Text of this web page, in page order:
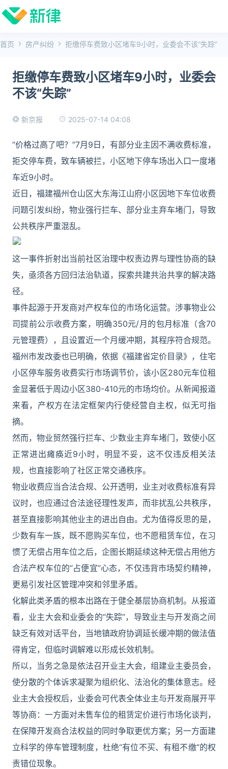
首页 房产纠纷 拒缴停车费致小区堵车9小时，业委会不该“失踪”
拒缴停车费致小区堵车9小时，业委会
不该“失踪”
新京报 2025-07-14 04:08
“价格过高了吧？”7月9日，有部分业主因不满收费标准，
拒交停车费，致车辆被拦，小区地下停车场出入口一度堵
车近9小时。
近日，福建福州仓山区大东海江山府小区因地下车位收费
问题引发纠纷，物业强行拦车、部分业主弃车堵门，导致
公共秩序严重混乱。
这一事件折射出当前社区治理中权责边界与理性协商的缺
失，亟须各方回归法治轨道，探索共建共治共享的解决路
径。
事件起源于开发商对产权车位的市场化运营。涉事物业公
司提前公示收费方案，明确350元/月的包月标准（含70
元管理费），且设置近一个月缓冲期，其程序符合规范。
福州市发改委也已明确，依据《福建省定价目录》，住宅
小区停车服务收费实行市场调节价，该小区280元车位租
金显著低于周边小区380-410元的市场均价。从新闻报道
来看，产权方在法定框架内行使经营自主权，似无可指
摘。
然而，物业贸然强行拦车、少数业主弃车堵门，致使小区
正常进出瘫痪近9小时，明显不妥，这不仅违反相关法
规，也直接影响了社区正常交通秩序。
物业收费应当合法合规、公开透明，业主对收费标准有异
议时，也应通过合法途径理性发声，而非扰乱公共秩序，
甚至直接影响其他业主的进出自由。尤为值得反思的是，
少数有车一族，既不愿购买车位，也不愿租赁车位，在习
惯了无偿占用车位之后，企图长期延续这种无偿占用他方
合法产权车位的“占便宜”心态，不仅违背市场契约精神，
更易引发社区管理冲突和邻里矛盾。
化解此类矛盾的根本出路在于健全基层协商机制。从报道
看，业主大会和业委会的“失踪”，导致业主与开发商之间
缺乏有效对话平台，当地镇政府协调延长缓冲期的做法值
得肯定，但临时调解难以形成长效机制。
所以，当务之急是依法召开业主大会，组建业主委员会，
使分散的个体诉求凝聚为组织化、法治化的集体意志。经
业主大会授权后，业委会可代表全体业主与开发商展开平
等协商：一方面对未售车位的租赁定价进行市场化谈判，
在保障开发商合法权益的同时争取更优方案；另一方面建
立科学的停车管理制度，杜绝“有位不买、有租不缴”的权
责错位现象。